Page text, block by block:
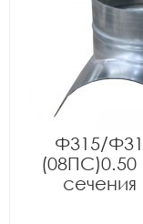
Ф315/
(08ПС)0.50
сечения